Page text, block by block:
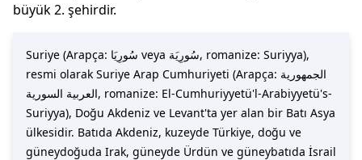
büyük 2. şehirdir.
Suriye (Arapça: سُورِيَا veya سُورِيَة, romanize: Suriyya),
resmi olarak Suriye Arap Cumhuriyeti (Arapça: الجمهورية
العربية السورية, romanize: El-Cumhuriyyetü'l-Arabiyyetü's-
Suriyya), Doğu Akdeniz ve Levant'ta yer alan bir Batı Asya
ülkesidir. Batıda Akdeniz, kuzeyde Türkiye, doğu ve
güneydoğuda Irak, güneyde Ürdün ve güneybatıda İsrail